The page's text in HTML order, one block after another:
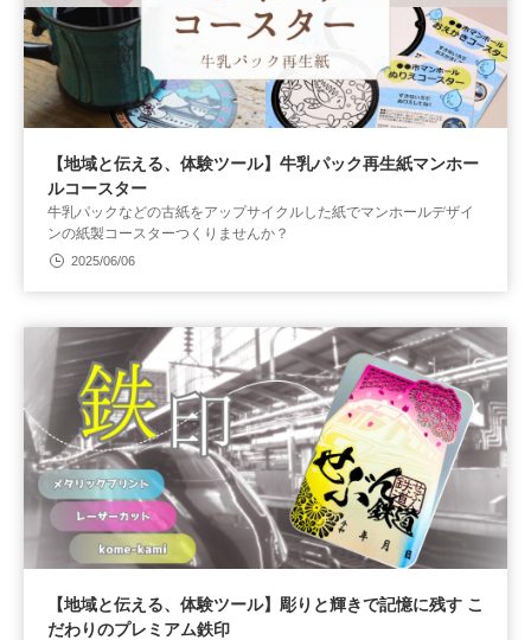
【地域と伝える、体験ツール】牛乳パック再生紙マンホー
ルコースター
牛乳パックなどの古紙をアップサイクルした紙でマンホールデザイ
ンの紙製コースターつくりませんか？
2025/06/06
【地域と伝える、体験ツール】彫りと輝きで記憶に残す こ
だわりのプレミアム鉄印